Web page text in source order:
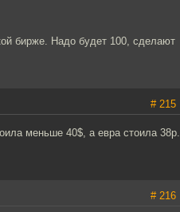
бирже. Надо будет 100, сделают
# 215
меньше 40$, а евра стоила 38р.
# 216